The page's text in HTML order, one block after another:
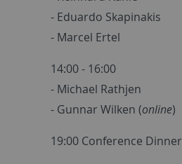
- Eduardo Skapinakis
- Marcel Ertel
14:00 - 16:00
- Michael Rathjen
- Gunnar Wilken (online)
19:00 Conference Dinner